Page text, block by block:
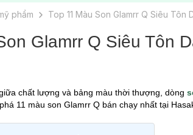
phẩm Top 11 Màu Son Glamrr Q Siêu Tôn
Glamrr Q Siêu Tôn
chất lượng và bảng màu thời thượng, dòng
11 màu son Glamrr Q bán chạy nhất tại